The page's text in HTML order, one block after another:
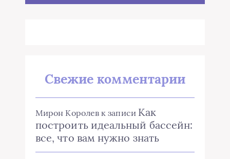
Свежие комментарии
Мирон Королев к записи Как
построить идеальный бассейн:
все, что вам нужно знать